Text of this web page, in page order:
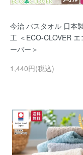
今治 バスタオル 日本
工 ＜ECO-CLOVER エ
ーバー＞
1,440円(税込)